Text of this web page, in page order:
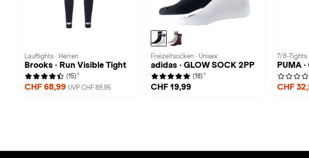
Lauftights · Herren
Brooks · Run Visible Tight
(15) 1
CHF 68,99 UVP CHF 89,95
Freizeitsocken · Unisex
adidas · GLOW SOCK 2PP
(18) 1
CHF 19,99
7/8-Tights
PUMA
CHF